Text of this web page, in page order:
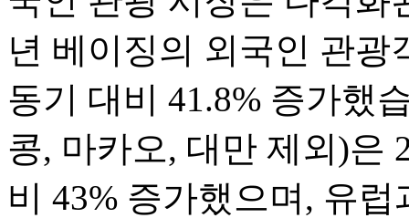
년 베이징의 외국인 관광
동기 대비 41.8% 증가했
콩, 마카오, 대만 제외)은
비 43% 증가했으며, 유